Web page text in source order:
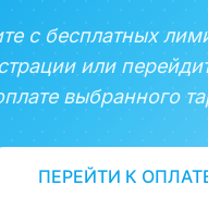
с бесплатных
или
выбранного
ПЕРЕЙТИ К